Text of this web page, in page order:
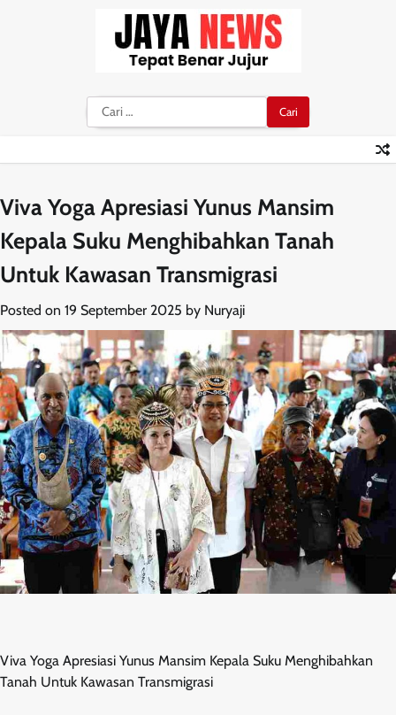
Cari
untuk:
Viva Yoga Apresiasi Yunus Mansim
Kepala Suku Menghibahkan Tanah
Untuk Kawasan Transmigrasi
Posted on 19 September 2025 by Nuryaji
Viva Yoga Apresiasi Yunus Mansim Kepala Suku Menghibahkan
Tanah Untuk Kawasan Transmigrasi